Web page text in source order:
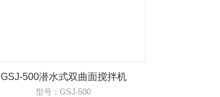
GSJ-500潜水式双曲面搅拌机
型号：GSJ-500